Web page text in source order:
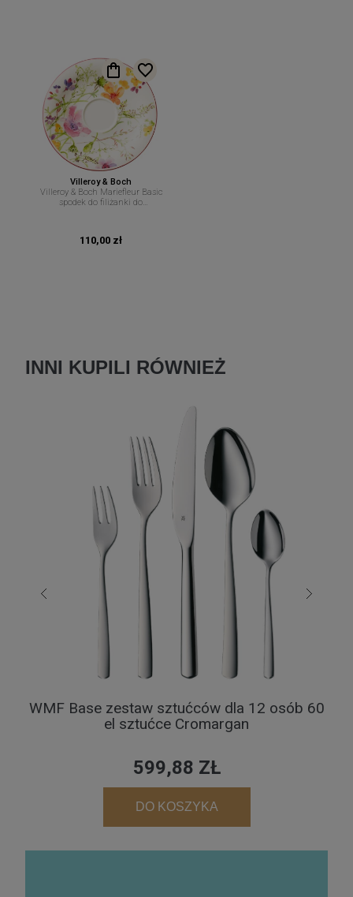
Villeroy & Boch
Villeroy & Boch Mariefleur Basic
spodek do filiżanki do
110,00 zł
INNI KUPILI RÓWNIEŻ
WMF Base zestaw sztućców dla 12 osób 60
el sztućce Cromargan
599,88 ZŁ
DO KOSZYKA